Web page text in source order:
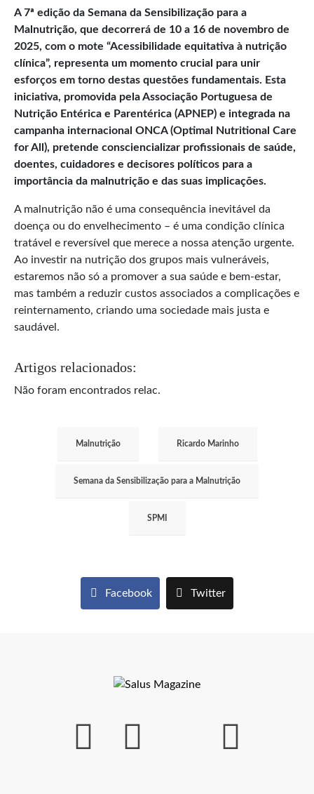
A 7ª edição da Semana da Sensibilização para a
Malnutrição, que decorrerá de 10 a 16 de novembro de
2025, com o mote “Acessibilidade equitativa à nutrição
clínica”, representa um momento crucial para unir
esforços em torno destas questões fundamentais. Esta
iniciativa, promovida pela Associação Portuguesa de
Nutrição Entérica e Parentérica (APNEP) e integrada na
campanha internacional ONCA (Optimal Nutritional Care
for All), pretende consciencializar profissionais de saúde,
doentes, cuidadores e decisores políticos para a
importância da malnutrição e das suas implicações.​
A malnutrição não é uma consequência inevitável da
doença ou do envelhecimento – é uma condição clínica
tratável e reversível que merece a nossa atenção urgente.
Ao investir na nutrição dos grupos mais vulneráveis,
estaremos não só a promover a sua saúde e bem-estar,
mas também a reduzir custos associados a complicações e
reinternamento, criando uma sociedade mais justa e
saudável.​
Artigos relacionados:
Não foram encontrados relac.
Malnutrição Ricardo Marinho
Semana da Sensibilização para a Malnutrição
SPMI
Facebook Twitter